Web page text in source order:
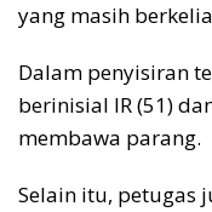
yang masih
Dalam penyisiran
berinisial IR (51)
membawa parang.
Selain itu, petugas